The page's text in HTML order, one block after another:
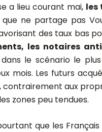
a lieu courant mai, les
que ne partage pas
des taux bas
les notaires
dans le scénario le
mois. Les futurs
aux
zones peu tendues.
que les